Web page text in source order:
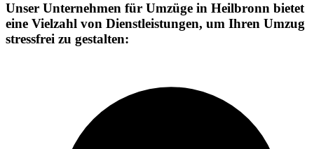
Unser Unternehmen für Umzüge in Heilbronn bietet
eine Vielzahl von Dienstleistungen, um Ihren Umzug
stressfrei zu gestalten: